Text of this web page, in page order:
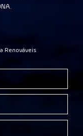
Renováveis